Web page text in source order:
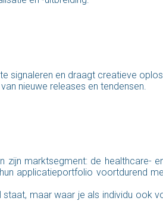
signaleren en draagt creatieve
nieuwe releases en tendensen.
zijn marktsegment: de healthcare-
applicatieportfolio voortdurend
maar waar je als individu ook